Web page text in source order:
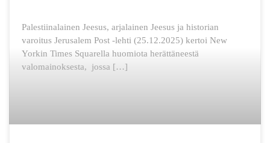
Palestiinalainen Jeesus, arjalainen Jeesus ja historian
varoitus Jerusalem Post -lehti (25.12.2025) kertoi New
Yorkin Times Squarella huomiota herättäneestä
valomainoksesta, jossa […]